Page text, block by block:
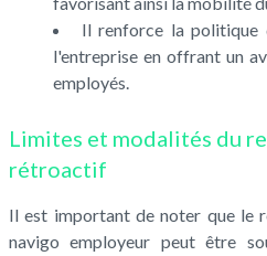
Il renforce la politique
l'entreprise en offrant un
employés.
Limites et modalités du
rétroactif
Il est important de noter que le
navigo employeur peut être